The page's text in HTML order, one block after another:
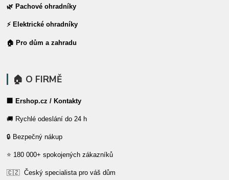
🌿 Pachové ohradníky
⚡ Elektrické ohradníky
🏠 Pro dům a zahradu
🏠 O FIRMĚ
🏢 Ershop.cz / Kontakty
🚚 Rychlé odeslání do 24 h
🔒 Bezpečný nákup
⭐ 180 000+ spokojených zákazníků
🇨🇿 Český specialista pro váš dům